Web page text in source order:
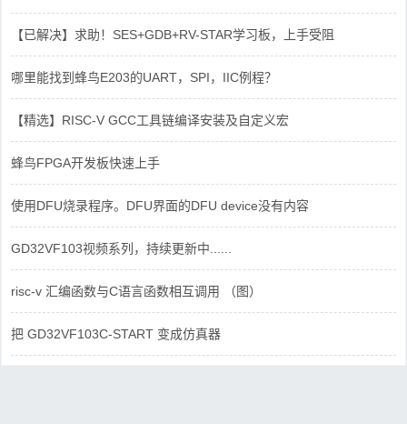
【已解决】求助！SES+GDB+RV-STAR学习板，上手受阻
哪里能找到蜂鸟E203的UART，SPI，IIC例程？
【精选】RISC-V GCC工具链编译安装及自定义宏
蜂鸟FPGA开发板快速上手
使用DFU烧录程序。DFU界面的DFU device没有内容
GD32VF103视频系列，持续更新中......
risc-v 汇编函数与C语言函数相互调用 （图）
把 GD32VF103C-START 变成仿真器